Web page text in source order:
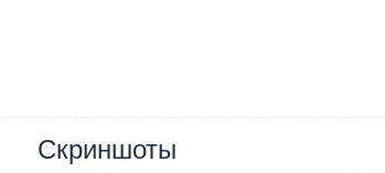
Скриншоты